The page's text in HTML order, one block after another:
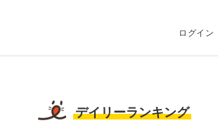
ログイン
デイリーランキング